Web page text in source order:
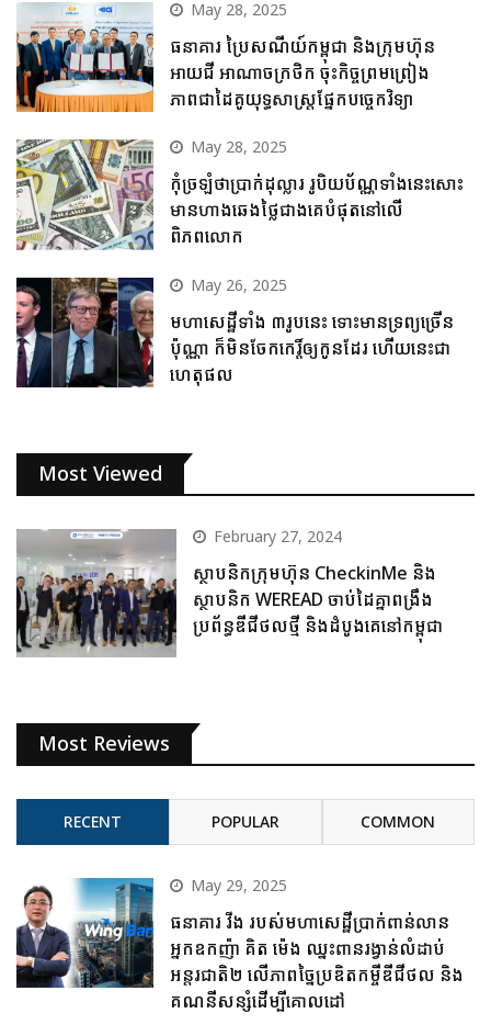
May 28, 2025
ធនាគារ ប្រៃសណីយ៍កម្ពុជា និងក្រុមហ៊ុន
អាយជី អាណាចក្រថិក ចុះកិច្ចព្រមព្រៀង
ភាពជាដៃគូយុទ្ធសាស្ត្រផ្នែកបច្ចេកវិទ្យា
May 28, 2025
កុំច្រឡំថាប្រាក់ដុល្លារ រូបិយប័ណ្ណទាំងនេះសោះ
មានហាងឆេងថ្លៃជាងគេបំផុតនៅលើ
ពិភពលោក
May 26, 2025
មហាសេដ្ឋីទាំង ៣រូបនេះ ទោះមានទ្រព្យច្រើន
ប៉ុណ្ណា ក៏មិនចែកកេរ្តិ៍ឲ្យកូនដែរ ហើយនេះជា
ហេតុផល
Most Viewed
February 27, 2024
ស្ថាបនិកក្រុមហ៊ុន CheckinMe និង
ស្ថាបនិក WEREAD ចាប់ដៃគ្នាពង្រឹង
ប្រព័ន្ធឌីជីថលថ្មី និងដំបូងគេនៅកម្ពុជា
Most Reviews
RECENT POPULAR COMMON
May 29, 2025
ធនាគារ វីង របស់មហាសេដ្ឋីប្រាក់ពាន់លាន
អ្នកឧកញ៉ា គិត ម៉េង ឈ្នះពានរង្វាន់លំដាប់
អន្តរជាតិ២ លើភាពច្នៃប្រឌិតកម្ចីឌីជីថល និង
គណនីសន្សំដើម្បីគោលដៅ